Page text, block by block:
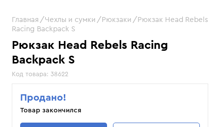
Рюкзак Head Rebels Racing
Backpack S
Код товара: 38622
Главная Чехлы и сумки Рюкзаки
Рюкзак Head Rebels
Racing Backpack S
Продано!
Товар закончился